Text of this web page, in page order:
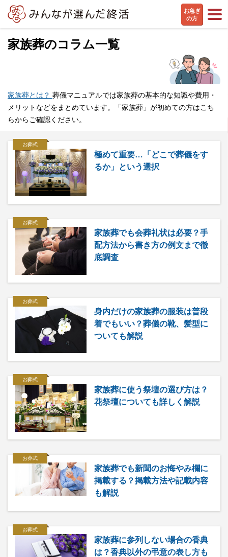
お急ぎ
の方
家族葬のコラム一覧
家族葬とは？ 葬儀マニュアルでは家族葬の基本的な知識や費用・
メリットなどをまとめています。「家族葬」が初めての方はこち
らからご確認ください。
お葬式
極めて重要…「どこで葬儀をす
るか」という選択
お葬式
家族葬でも会葬礼状は必要？手
配方法から書き方の例文まで徹
底調査
お葬式
身内だけの家族葬の服装は普段
着でもいい？葬儀の靴、髪型に
ついても解説
お葬式
家族葬に使う祭壇の選び方は？
花祭壇についても詳しく解説
お葬式
家族葬でも新聞のお悔やみ欄に
掲載する？掲載方法や記載内容
も解説
お葬式
家族葬に参列しない場合の香典
は？香典以外の弔意の表し方も